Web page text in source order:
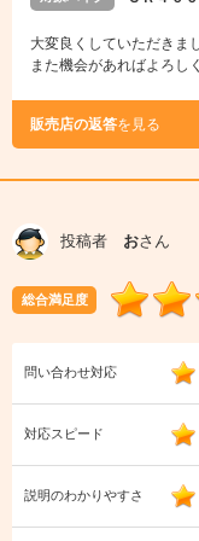
大変良くしていただきま
また機会があればよろし
販売店の返答を見る
投稿者 おさん
総合満足度
問い合わせ対応
対応スピード
説明のわかりやすさ